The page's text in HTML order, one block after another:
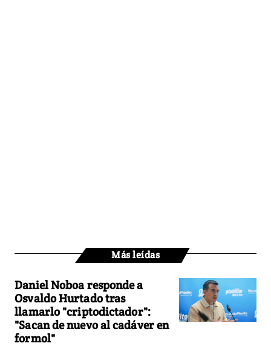
Más leídas
Daniel Noboa responde a
Osvaldo Hurtado tras
llamarlo "criptodictador":
"Sacan de nuevo al cadáver en
formol"